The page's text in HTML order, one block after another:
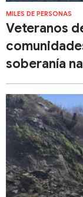
MILES DE PERSONAS
Veteranos
soberanía